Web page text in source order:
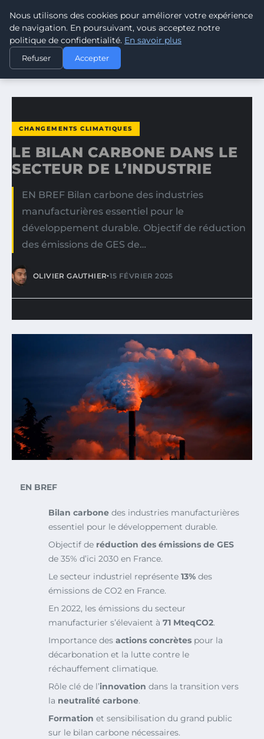
CLIMATE GUARDIAN
ACCUEIL
CHANGEMENTS CLIMATIQUES
LE BILAN CARBONE DANS LE SECTEUR DE L’INDUSTRIE
CHANGEMENTS CLIMATIQUES
LE BILAN CARBONE DANS LE
SECTEUR DE L’INDUSTRIE
EN BREF Bilan carbone des industries
manufacturières essentiel pour le
développement durable. Objectif de réduction
des émissions de GES de…
OLIVIER GAUTHIER•15 FÉVRIER 2025
EN BREF
Bilan carbone des industries manufacturières
essentiel pour le développement durable.
Objectif de réduction des émissions de GES
de 35% d’ici 2030 en France.
Le secteur industriel représente 13% des
émissions de CO2 en France.
En 2022, les émissions du secteur
manufacturier s’élevaient à 71 MteqCO2.
Importance des actions concrètes pour la
décarbonation et la lutte contre le
réchauffement climatique.
Rôle clé de l’innovation dans la transition vers
la neutralité carbone.
Formation et sensibilisation du grand public
sur le bilan carbone nécessaires.
Nous utilisons des cookies pour améliorer votre expérience
de navigation. En poursuivant, vous acceptez notre
politique de confidentialité. En savoir plus
Refuser Accepter